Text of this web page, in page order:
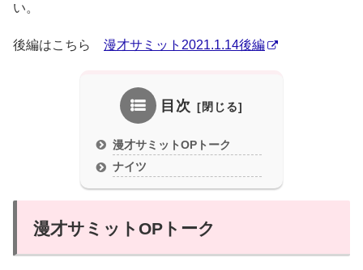
い。
後編はこちら 漫才サミット2021.1.14後編
目次
漫才サミットOPトーク
ナイツ
漫才サミットOPトーク